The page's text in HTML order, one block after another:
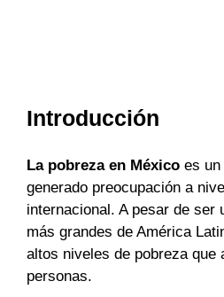
Introducción
La pobreza en México es un
generado preocupación a
internacional. A pesar de ser
más grandes de América
altos niveles de pobreza que
personas.